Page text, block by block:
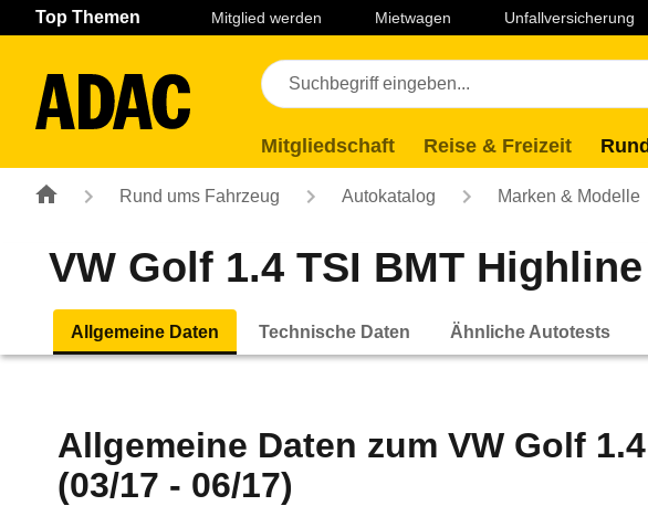
Navigation Seiteninhalt Fußzeile
Top Themen Mitglied werden Mietwagen Unfallversicherung
Mitgliedschaft Reise & Freizeit
Rund ums Fahrzeug Autokatalog Marken & Modelle
VW Golf 1.4 TSI BMT
Allgemeine Daten Technische Daten Ähnliche Autotests
Allgemeine Daten zum VW Golf
(03/17 - 06/17)